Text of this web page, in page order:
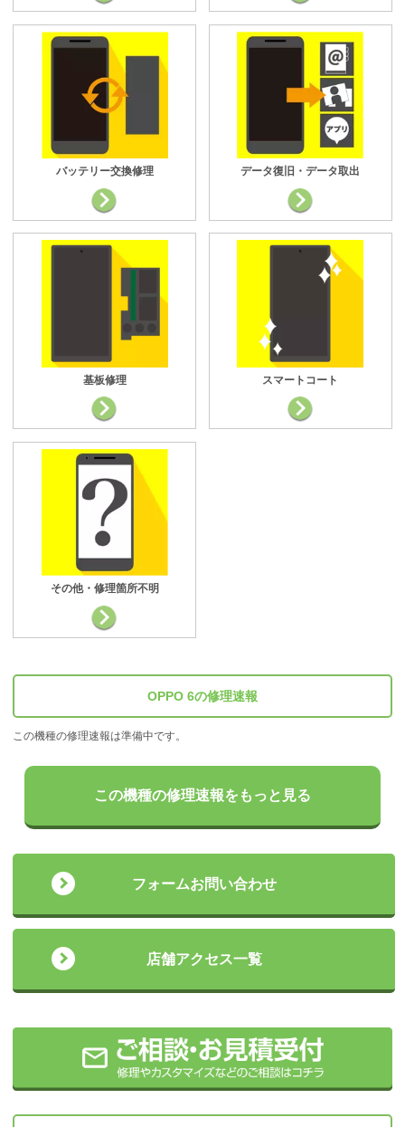
バッテリー交換修理 データ復旧・データ取出
基板修理 スマートコート
その他・修理箇所不明
OPPO 6の修理速報
この機種の修理速報は準備中です。
この機種の修理速報をもっと見る
フォームお問い合わせ
店舗アクセス一覧